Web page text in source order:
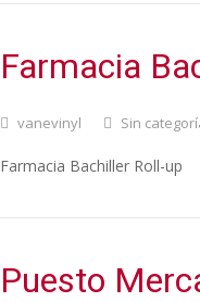
Farmacia
vanevinyl Sin
Farmacia Bachiller Roll-up
Puesto